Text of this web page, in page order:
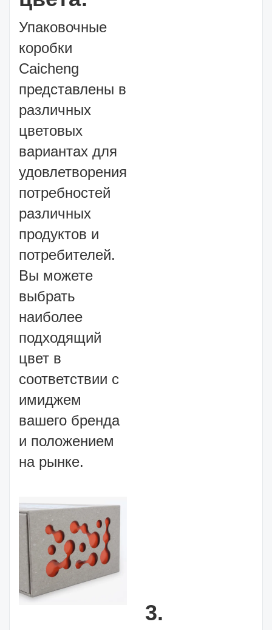
Упаковочные
коробки
Caicheng
представлены в
различных
цветовых
вариантах для
удовлетворения
потребностей
различных
продуктов и
потребителей.
Вы можете
выбрать
наиболее
подходящий
цвет в
соответствии с
имиджем
вашего бренда
и положением
на рынке.
3.